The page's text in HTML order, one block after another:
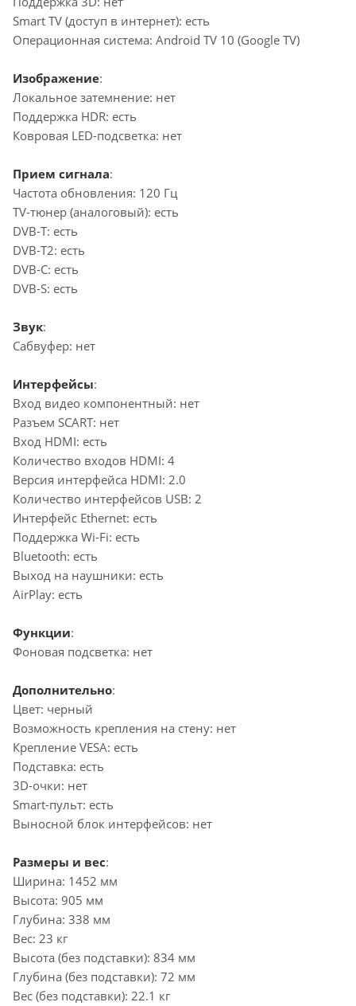
Smart TV (доступ в интернет): есть
Операционная система: Android TV 10 (Google TV)
Изображение:
Локальное затемнение: нет
Поддержка HDR: есть
Ковровая LED-подсветка: нет
Прием сигнала:
Частота обновления: 120 Гц
TV-тюнер (аналоговый): есть
DVB-T: есть
DVB-T2: есть
DVB-C: есть
DVB-S: есть
Звук:
Сабвуфер: нет
Интерфейсы:
Вход видео компонентный: нет
Разъем SCART: нет
Вход HDMI: есть
Количество входов HDMI: 4
Версия интерфейса HDMI: 2.0
Количество интерфейсов USB: 2
Интерфейс Ethernet: есть
Поддержка Wi-Fi: есть
Bluetooth: есть
Выход на наушники: есть
AirPlay: есть
Функции:
Фоновая подсветка: нет
Дополнительно:
Цвет: черный
Возможность крепления на стену: нет
Крепление VESA: есть
Подставка: есть
3D-очки: нет
Smart-пульт: есть
Выносной блок интерфейсов: нет
Размеры и вес:
Ширина: 1452 мм
Высота: 905 мм
Глубина: 338 мм
Вес: 23 кг
Высота (без подставки): 834 мм
Глубина (без подставки): 72 мм
Вес (без подставки): 22.1 кг